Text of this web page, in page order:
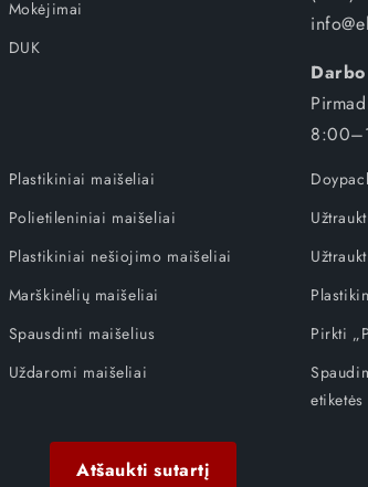
Mokėjimai
DUK
Plastikiniai maišeliai
Polietileniniai maišeliai
Plastikiniai nešiojimo maišeliai
Marškinėlių maišeliai
Spausdinti maišelius
Uždaromi maišeliai
Pirkti
Atšaukti sutartį